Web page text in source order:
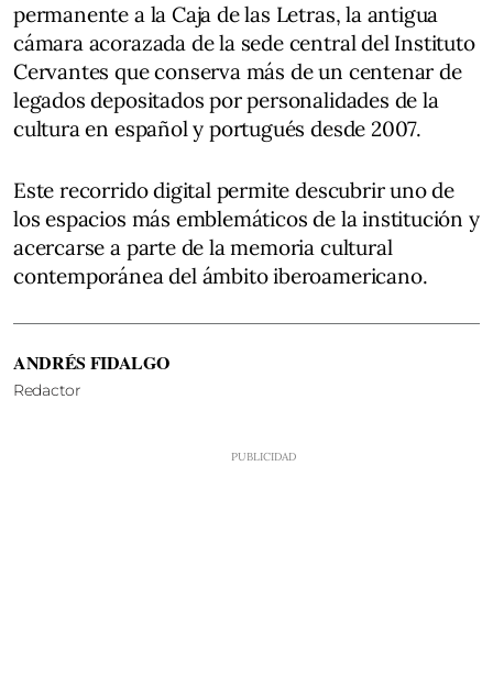
permanente a la Caja de las Letras, la antigua
cámara acorazada de la sede central del Instituto
Cervantes que conserva más de un centenar de
legados depositados por personalidades de la
cultura en español y portugués desde 2007.
Este recorrido digital permite descubrir uno de
los espacios más emblemáticos de la institución y
acercarse a parte de la memoria cultural
contemporánea del ámbito iberoamericano.
ANDRÉS FIDALGO
Redactor